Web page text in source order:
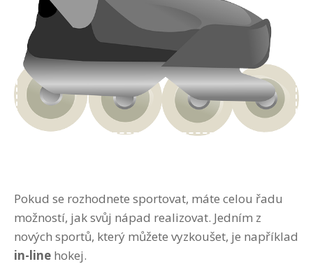
Pokud se rozhodnete sportovat, máte celou řadu
možností, jak svůj nápad realizovat. Jedním z
nových sportů, který můžete vyzkoušet, je například
in-line hokej.